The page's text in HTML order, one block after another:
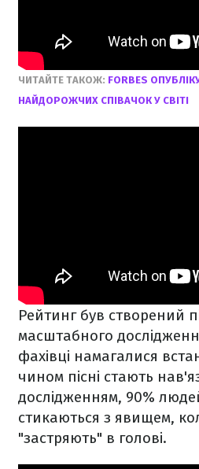
ЧИТАЙТЕ ТАКОЖ: FORBES
НАЙДОРОЖЧИХ СПІВАЧОК У СВІТІ
Рейтинг був створений
масштабного
фахівці намагалися
чином пісні стають
дослідженням, 90%
стикаються з явищем,
"застряють" в голові.